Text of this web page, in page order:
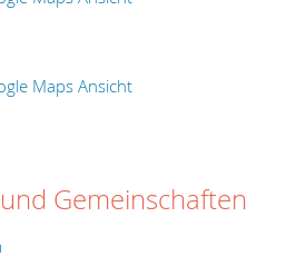
Maps Ansicht
Gemeinschaften